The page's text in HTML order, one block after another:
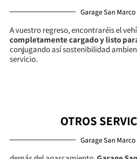
Garage San Marco
A vuestro regreso, encontraréis el
completamente cargado y listo
conjugando así sostenibilidad
servicio.
OTROS
Garage San Marco